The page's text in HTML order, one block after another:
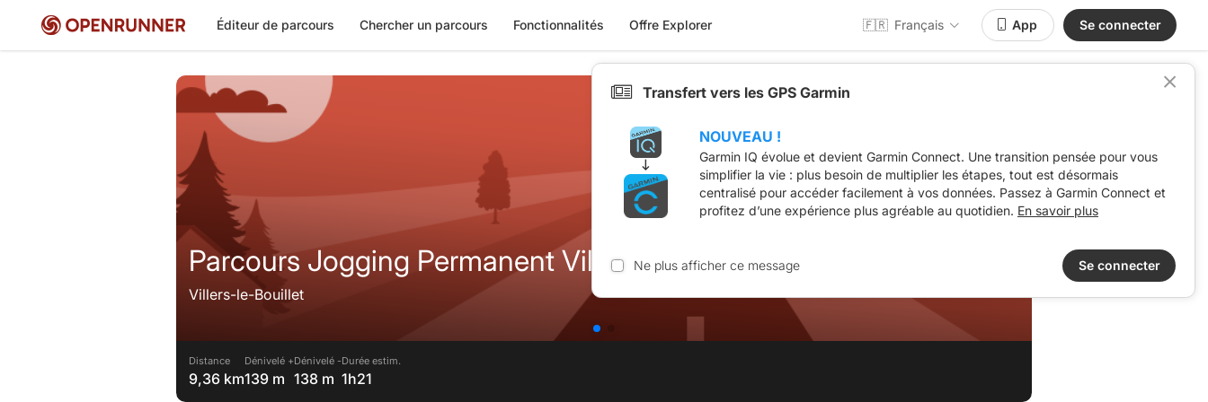
Éditeur de parcours Chercher un parcours Fonctionnalités Offre Explorer 🇫🇷 Français App Se connecter
Parcours Jogging Permanent Villers-Le-Bouillet
Villers-le-Bouillet
Distance
9,36 km
Dénivelé +
139 m
Dénivelé -
138 m
Durée estim.
1h21
Transfert vers les GPS Garmin
NOUVEAU !
Garmin IQ évolue et devient Garmin Connect. Une transition pensée pour vous
simplifier la vie : plus besoin de multiplier les étapes, tout est désormais
centralisé pour accéder facilement à vos données. Passez à Garmin Connect et
profitez d’une expérience plus agréable au quotidien. En savoir plus
Ne plus afficher ce message Se connecter